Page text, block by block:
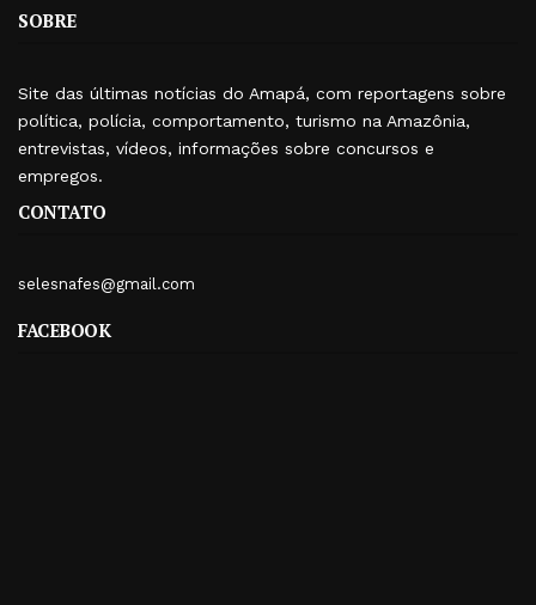
SOBRE
Site das últimas notícias do Amapá, com reportagens sobre
política, polícia, comportamento, turismo na Amazônia,
entrevistas, vídeos, informações sobre concursos e
empregos.
CONTATO
selesnafes@gmail.com
FACEBOOK